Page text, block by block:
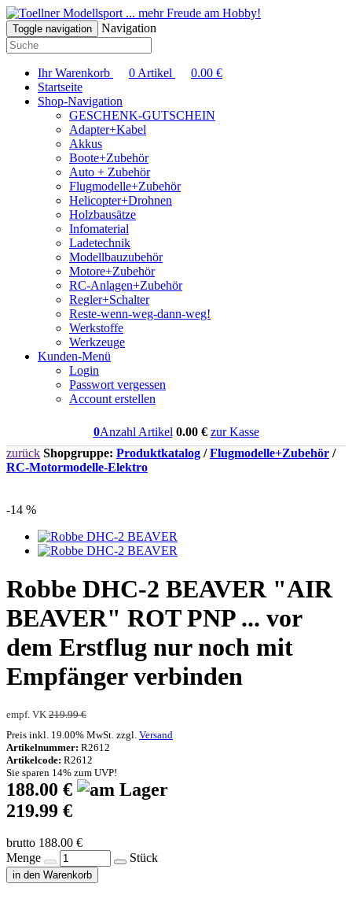
... mehr Freude am Hobby!
Toggle navigation Navigation
Ihr Warenkorb 0 Artikel 0.00 €
Startseite
Shop-Navigation
GESCHENK-GUTSCHEIN
Adapter+Kabel
Akkus
Boote+Zubehör
Auto + Zubehör
Flugmodelle+Zubehör
Helicopter+Drohnen
Holzbausätze
Infomaterial
Ladetechnik
Modellbauzubehör
Motore+Zubehör
RC-Anlagen+Zubehör
Regler+Schalter
Reste-wenn-weg-dann-weg!
Werkstoffe
Werkzeuge
Kunden-Menü
Login
Passwort vergessen
Account erstellen
0Anzahl Artikel 0.00€ zur Kasse
zurück Shopgruppe: Produktkatalog /Flugmodelle+Zubehör /
RC-Motormodelle-Elektro
-14 %
Robbe DHC-2 BEAVER "AIR
BEAVER" ROT PNP ... vor
dem Erstflug nur noch mit
Empfänger verbinden
empf. VK 219.99 €
Preis inkl. 19.00% MwSt. zzgl. Versand
Artikelnummer: R2612
Artikelcode: R2612
Sie sparen 14% zum UVP!
188.00 €
219.99 €
brutto 188.00 €
Menge
Stück
in den Warenkorb